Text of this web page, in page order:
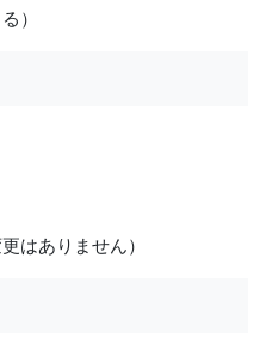
）
はありません）